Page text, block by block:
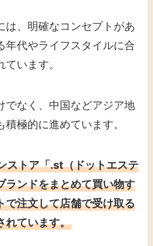
は、明確なコンセプトがあ
年代やライフスタイルに合
います。
でなく、中国などアジア地
極的に進めています。
ストア「.st（ドットエステ
ランドをまとめて買い物す
で注文して店舗で受け取る
れています。